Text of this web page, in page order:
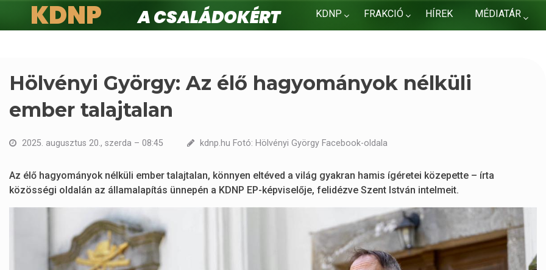
KDNP FRAKCIÓ HÍREK MÉDIATÁR
KDNP
A családokért.
Hölvényi György: Az élő hagyományok nélküli
ember talajtalan
2025. augusztus 20., szerda – 08:45 kdnp.hu Fotó: Hölvényi György Facebook-oldala
Az élő hagyományok nélküli ember talajtalan, könnyen eltéved a világ gyakran hamis ígéretei közepette – írta
közösségi oldalán az államalapítás ünnepén a KDNP EP-képviselője, felidézve Szent István intelmeit.